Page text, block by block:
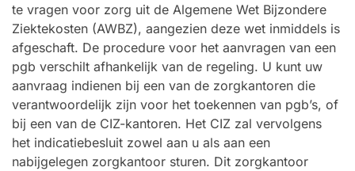
te vragen voor zorg uit de Algemene Wet Bijzondere
Ziektekosten (AWBZ), aangezien deze wet inmiddels is
afgeschaft. De procedure voor het aanvragen van een
pgb verschilt afhankelijk van de regeling. U kunt uw
aanvraag indienen bij een van de zorgkantoren die
verantwoordelijk zijn voor het toekennen van pgb’s, of
bij een van de CIZ-kantoren. Het CIZ zal vervolgens
het indicatiebesluit zowel aan u als aan een
nabijgelegen zorgkantoor sturen. Dit zorgkantoor